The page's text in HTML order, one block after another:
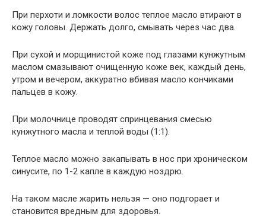
При перхоти и ломкости волос теплое масло втирают в
кожу головы. Держать долго, смывать через час два.
При сухой и морщинистой коже под глазами кунжутным
маслом смазывают очищенную коже век, каждый день,
утром и вечером, аккуратно вбивая масло кончиками
пальцев в кожу.
При молочнице проводят спринцевания смесью
кунжутного масла и теплой воды (1:1).
Теплое масло можно закапывать в нос при хроническом
синусите, по 1-2 капле в каждую ноздрю.
На таком масле жарить нельзя — оно подгорает и
становится вредным для здоровья.